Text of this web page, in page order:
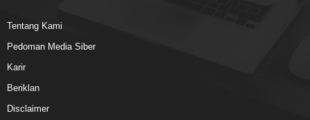
Tentang Kami
Pedoman Media Siber
Karir
Beriklan
Disclaimer